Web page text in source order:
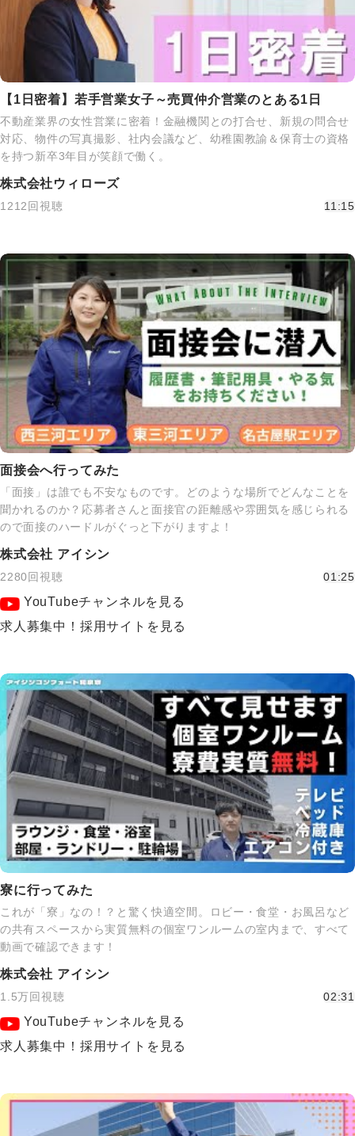
【1日密着】若手営業女子～売買仲介営業のとある1日
不動産業界の女性営業に密着！金融機関との打合せ、新規の問合せ
対応、物件の写真撮影、社内会議など、幼稚園教諭＆保育士の資格
を持つ新卒3年目が笑顔で働く。
株式会社ウィローズ
1212回視聴 11:15
面接会へ行ってみた
「面接」は誰でも不安なものです。どのような場所でどんなことを
聞かれるのか？応募者さんと面接官の距離感や雰囲気を感じられる
ので面接のハードルがぐっと下がりますよ！
株式会社 アイシン
2280回視聴 01:25
YouTubeチャンネルを見る
求人募集中！採用サイトを見る
寮に行ってみた
これが「寮」なの！？と驚く快適空間。ロビー・食堂・お風呂など
の共有スペースから実質無料の個室ワンルームの室内まで、すべて
動画で確認できます！
株式会社 アイシン
1.5万回視聴 02:31
YouTubeチャンネルを見る
求人募集中！採用サイトを見る